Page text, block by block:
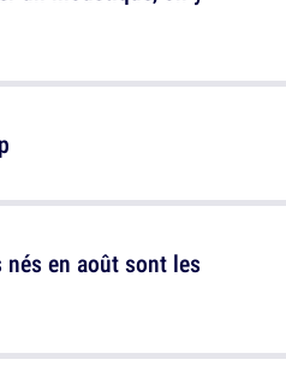
en août sont les